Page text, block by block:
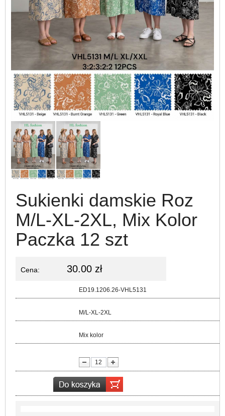
Sukienki damskie Roz
M/L-XL-2XL, Mix Kolor
Paczka 12 szt
Cena: 30.00 zł
ED19.1206.26-VHL5131
M/L-XL-2XL
Mix kolor